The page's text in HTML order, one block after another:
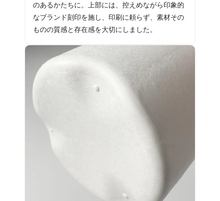
のあるかたちに。上部には、控えめながら印象的
なブランド刻印を施し、印刷に頼らず、素材その
ものの質感と存在感を大切にしました。